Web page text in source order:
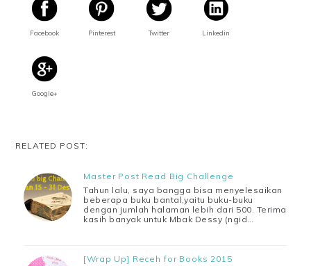
Facebook Pinterest Twitter Linkedin
Google+
RELATED POST:
Master Post Read Big Challenge
Tahun lalu, saya bangga bisa menyelesaikan
beberapa buku bantal,yaitu buku-buku
dengan jumlah halaman lebih dari 500. Terima
kasih banyak untuk Mbak Dessy (ngid…
[Wrap Up] Receh for Books 2015